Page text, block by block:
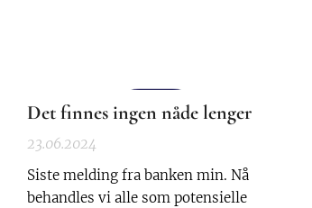
Det finnes ingen nåde lenger
23.06.2024
Siste melding fra banken min. Nå
behandles vi alle som potensielle